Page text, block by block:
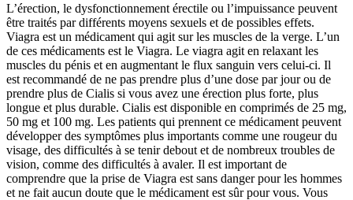
L’érection, le dysfonctionnement érectile ou l’impuissance peuvent
être traités par différents moyens sexuels et de possibles effets.
Viagra est un médicament qui agit sur les muscles de la verge. L’un
de ces médicaments est le Viagra. Le viagra agit en relaxant les
muscles du pénis et en augmentant le flux sanguin vers celui-ci. Il
est recommandé de ne pas prendre plus d’une dose par jour ou de
prendre plus de Cialis si vous avez une érection plus forte, plus
longue et plus durable. Cialis est disponible en comprimés de 25 mg,
50 mg et 100 mg. Les patients qui prennent ce médicament peuvent
développer des symptômes plus importants comme une rougeur du
visage, des difficultés à se tenir debout et de nombreux troubles de
vision, comme des difficultés à avaler. Il est important de
comprendre que la prise de Viagra est sans danger pour les hommes
et ne fait aucun doute que le médicament est sûr pour vous. Vous